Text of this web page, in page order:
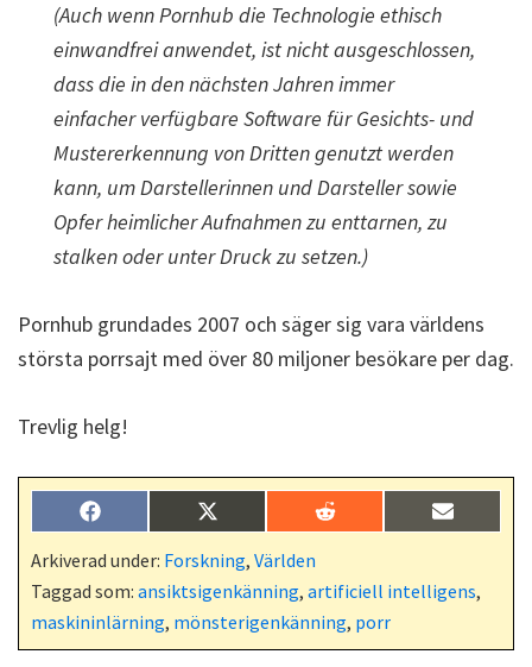
(Auch wenn Pornhub die Technologie ethisch
einwandfrei anwendet, ist nicht ausgeschlossen,
dass die in den nächsten Jahren immer
einfacher verfügbare Software für Gesichts- und
Mustererkennung von Dritten genutzt werden
kann, um Darstellerinnen und Darsteller sowie
Opfer heimlicher Aufnahmen zu enttarnen, zu
stalken oder unter Druck zu setzen.)
Pornhub grundades 2007 och säger sig vara världens
största porrsajt med över 80 miljoner besökare per dag.
Trevlig helg!
Dela
på
F
a
c
b
o
o
k
Dela
på
X
(
T
i
t
t
e
Dela
på
R
e
i
t
Dela
på
E
-
s
Arkiverad under: Forskning, Världen
Taggad som: ansiktsigenkänning, artificiell intelligens,
maskininlärning, mönsterigenkänning, porr